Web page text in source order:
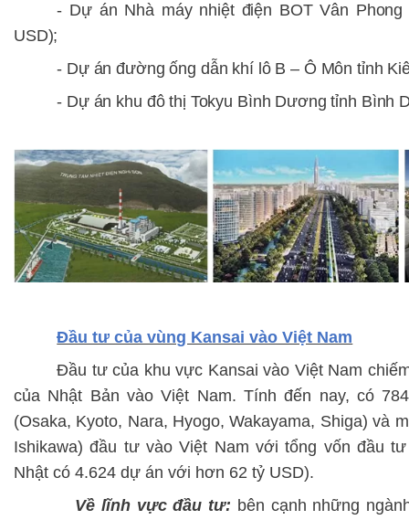
- Dự án Nhà máy nhiệt điện BOT Vân
USD);
- Dự án đường ống dẫn khí lô B – Ô Môn tỉnh
- Dự án khu đô thị Tokyu Bình Dương tỉnh Bình
Đầu tư của vùng Kansai vào Việt Nam
Đầu tư của khu vực Kansai vào Việt Nam
của Nhật Bản vào Việt Nam.Tính đến nay, có 784
(Osaka, Kyoto, Nara, Hyogo, Wakayama, Shiga) và
Ishikawa) đầu tư vào Việt Nam với tổng vốn đầu
Nhật có 4.624 dự án với hơn 62 tỷ USD).
Về lĩnh vực đầu tư: bên cạnh những